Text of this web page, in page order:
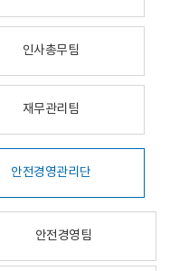
인사총무팀
재무관리팀
안전경영관리단
안전경영팀